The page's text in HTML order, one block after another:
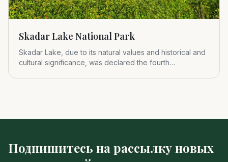
Skadar Lake National Park
Skadar Lake, due to its natural values and historical and
cultural significance, was declared the fourth
Подпишитесь на рассылку новых